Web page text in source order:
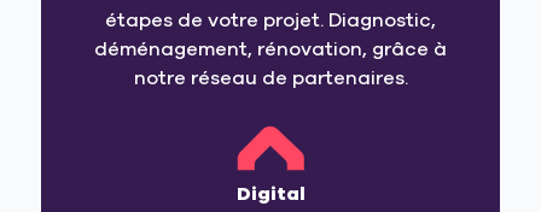
étapes de votre projet. Diagnostic,
déménagement, rénovation, grâce à
notre réseau de partenaires.
Digital